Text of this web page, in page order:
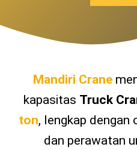
Mandiri Crane
kapasitas Truck
ton, lengkap
dan perawatan